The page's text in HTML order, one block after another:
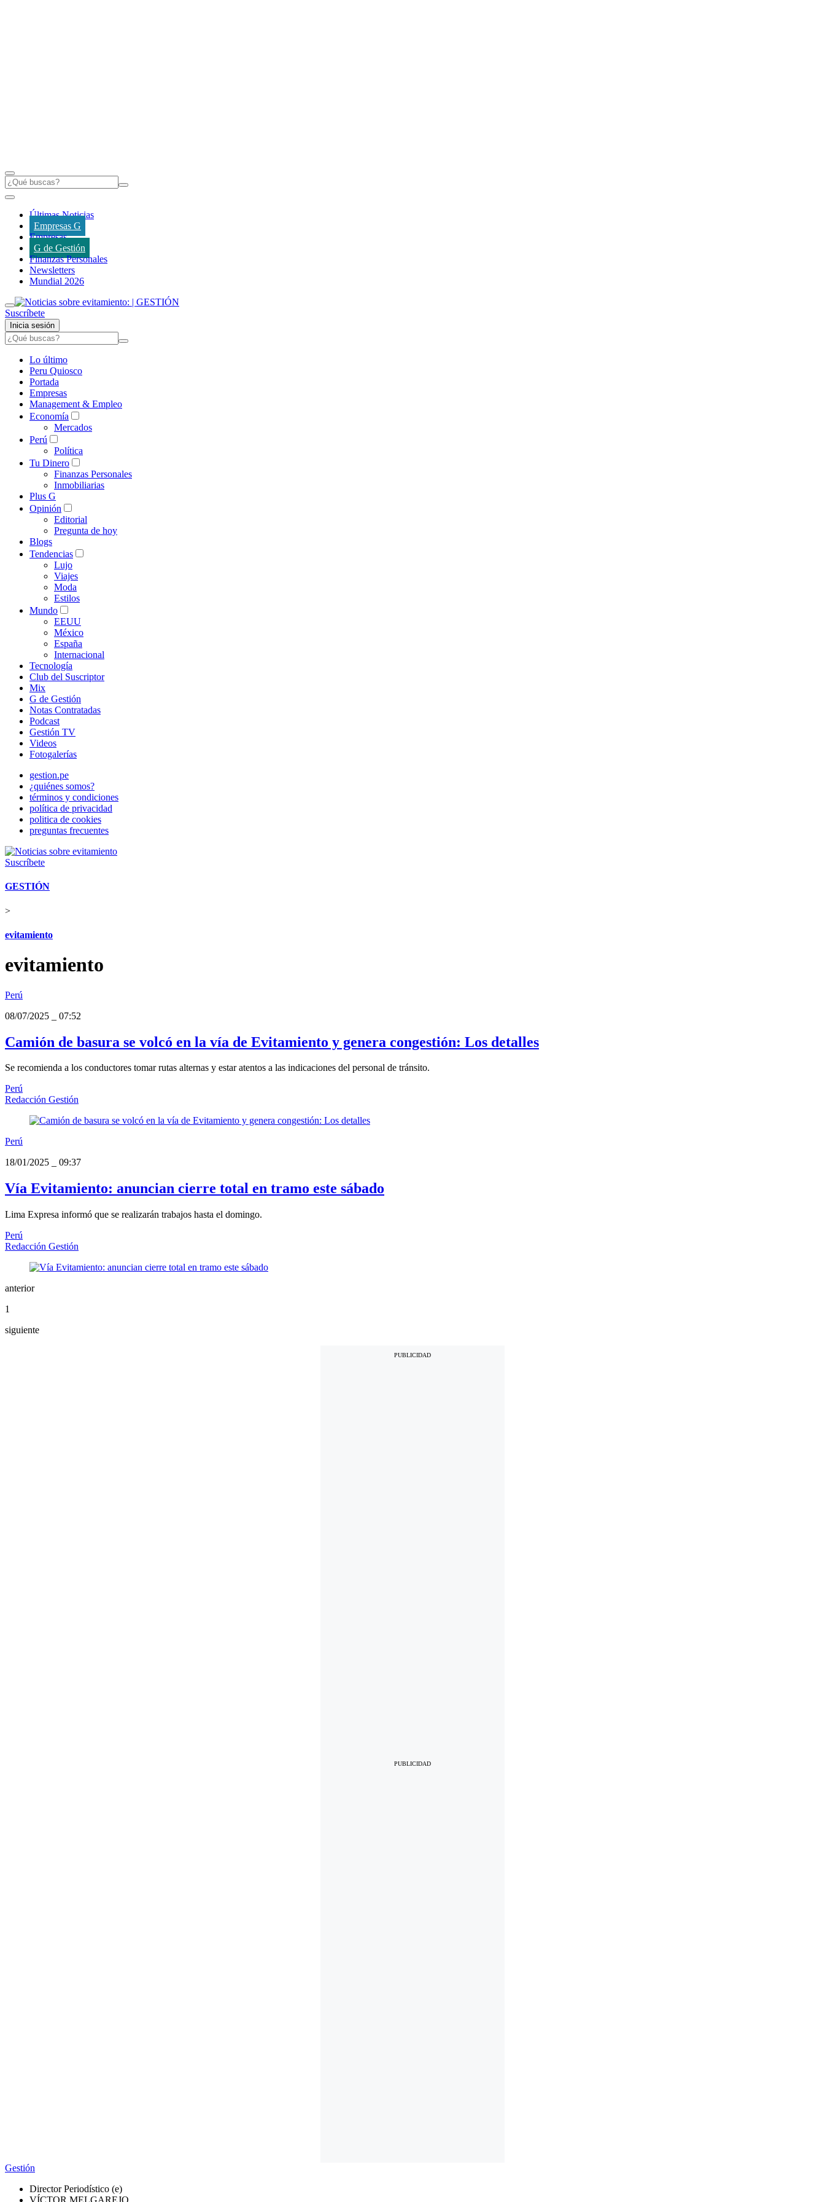
Últimas Noticias
Empresas G
Empresas
G de Gestión
Finanzas Personales
Newsletters
Mundial 2026
Suscríbete
Inicia sesión
Lo último
Peru Quiosco
Portada
Empresas
Management & Empleo
Economía
Mercados
Perú
Política
Tu Dinero
Finanzas Personales
Inmobiliarias
Plus G
Opinión
Editorial
Pregunta de hoy
Blogs
Tendencias
Lujo
Viajes
Moda
Estilos
Mundo
EEUU
México
España
Internacional
Tecnología
Club del Suscriptor
Mix
G de Gestión
Notas Contratadas
Podcast
Gestión TV
Videos
Fotogalerías
gestion.pe
¿quiénes somos?
términos y condiciones
política de privacidad
politica de cookies
preguntas frecuentes
Suscríbete
GESTIÓN
>
evitamiento
evitamiento
Perú
08/07/2025
07:52
Camión de basura se volcó en la vía de Evitamiento y genera congestión: Los detalles
Se recomienda a los conductores tomar rutas alternas y estar atentos a las indicaciones del personal de tránsito.
Perú
Redacción Gestión
Perú
18/01/2025
09:37
Vía Evitamiento: anuncian cierre total en tramo este sábado
Lima Expresa informó que se realizarán trabajos hasta el domingo.
Perú
Redacción Gestión
anterior
1
siguiente
Gestión
Director Periodístico (e)